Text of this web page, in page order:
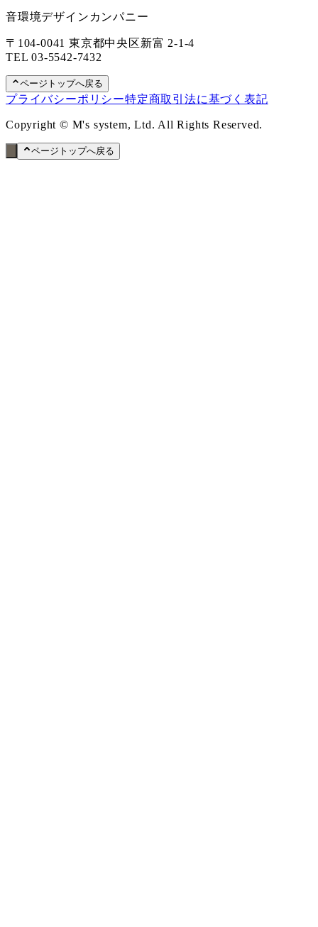
音環境デザインカンパニー
〒104-0041 東京都中央区新富 2-1-4
TEL03-5542-7432
ページトップへ戻る
プライバシーポリシー特定商取引法に基づく表記
Copyright © M's system, Ltd. All Rights Reserved.
ページトップへ戻る